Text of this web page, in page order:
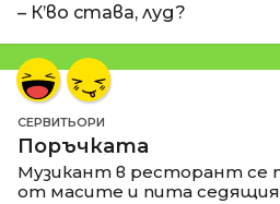
– К’во става, луд?
СЕРВИТЬОРИ
Поръчката
Музикант в ресторант се
от масите и пита